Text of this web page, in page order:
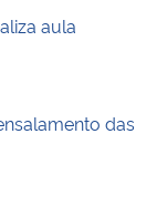
aula
das